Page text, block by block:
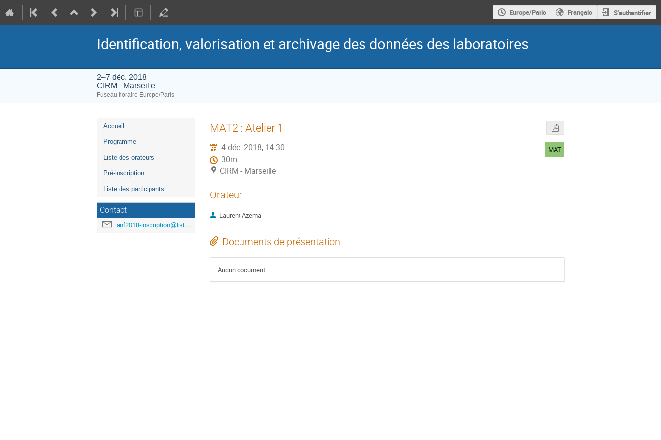
Europe/Paris Français S'authentifier
Identification, valorisation et archivage des données des laboratoires
2–7 déc. 2018
CIRM - Marseille
Fuseau horaire Europe/Paris
Menu
de
Accueil
Programme
Liste des orateurs
Pré-inscription
Liste des participants
Contact
anf2018-inscription@listes.mathrice.fr
MAT2 : Atelier 1
4 déc. 2018, 14:30
30m
CIRM - Marseille
MAT
Orateur
Laurent Azema
Documents de présentation
Aucun document.